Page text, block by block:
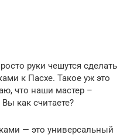
руки чешутся сделать
к Пасхе. Такое уж это
что наши мастер –
как считаете?
— это универсальный